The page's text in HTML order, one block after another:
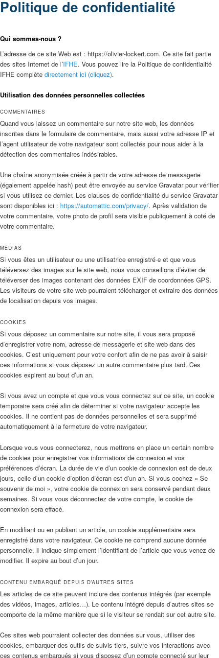
Politique de confidentialité
Qui sommes-nous ?
L’adresse de ce site Web est : https://olivier-lockert.com. Ce site fait partie
des sites Internet de l’IFHE. Vous pouvez lire la Politique de confidentialité
IFHE complète directement ici (cliquez).
Utilisation des données personnelles collectées
COMMENTAIRES
Quand vous laissez un commentaire sur notre site web, les données
inscrites dans le formulaire de commentaire, mais aussi votre adresse IP et
l’agent utilisateur de votre navigateur sont collectés pour nous aider à la
détection des commentaires indésirables.
Une chaîne anonymisée créée à partir de votre adresse de messagerie
(également appelée hash) peut être envoyée au service Gravatar pour vérifier
si vous utilisez ce dernier. Les clauses de confidentialité du service Gravatar
sont disponibles ici : https://automattic.com/privacy/. Après validation de
votre commentaire, votre photo de profil sera visible publiquement à coté de
votre commentaire.
MÉDIAS
Si vous êtes un utilisateur ou une utilisatrice enregistré·e et que vous
téléversez des images sur le site web, nous vous conseillons d’éviter de
téléverser des images contenant des données EXIF de coordonnées GPS.
Les visiteurs de votre site web pourraient télécharger et extraire des données
de localisation depuis vos images.
COOKIES
Si vous déposez un commentaire sur notre site, il vous sera proposé
d’enregistrer votre nom, adresse de messagerie et site web dans des
cookies. C’est uniquement pour votre confort afin de ne pas avoir à saisir
ces informations si vous déposez un autre commentaire plus tard. Ces
cookies expirent au bout d’un an.
Si vous avez un compte et que vous vous connectez sur ce site, un cookie
temporaire sera créé afin de déterminer si votre navigateur accepte les
cookies. Il ne contient pas de données personnelles et sera supprimé
automatiquement à la fermeture de votre navigateur.
Lorsque vous vous connecterez, nous mettrons en place un certain nombre
de cookies pour enregistrer vos informations de connexion et vos
préférences d’écran. La durée de vie d’un cookie de connexion est de deux
jours, celle d’un cookie d’option d’écran est d’un an. Si vous cochez « Se
souvenir de moi », votre cookie de connexion sera conservé pendant deux
semaines. Si vous vous déconnectez de votre compte, le cookie de
connexion sera effacé.
En modifiant ou en publiant un article, un cookie supplémentaire sera
enregistré dans votre navigateur. Ce cookie ne comprend aucune donnée
personnelle. Il indique simplement l’identifiant de l’article que vous venez de
modifier. Il expire au bout d’un jour.
CONTENU EMBARQUÉ DEPUIS D’AUTRES SITES
Les articles de ce site peuvent inclure des contenus intégrés (par exemple
des vidéos, images, articles…). Le contenu intégré depuis d’autres sites se
comporte de la même manière que si le visiteur se rendait sur cet autre site.
Ces sites web pourraient collecter des données sur vous, utiliser des
cookies, embarquer des outils de suivis tiers, suivre vos interactions avec
ces contenus embarqués si vous disposez d’un compte connecté sur leur